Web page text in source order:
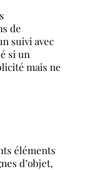
de
suivi avec
si un
mais ne
éléments
d’objet,